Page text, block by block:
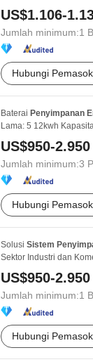
US$1.106-
Jumlah minimum:1
Hubungi Pemasok
Baterai Penyimpanan
Lama: 5 12kwh
US$950-2.950
Jumlah minimum:3
Hubungi Pemasok
Solusi Sistem
Sektor Industri dan
US$950-2.950
Jumlah minimum:1
Hubungi Pemasok